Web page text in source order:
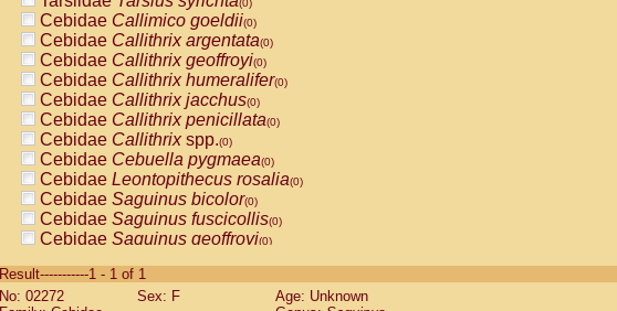
(0)
Cebidae Callimico goeldii(0)
Cebidae Callithrix argentata(0)
Cebidae Callithrix geoffroyi(0)
Cebidae Callithrix humeralifer(0)
Cebidae Callithrix jacchus(0)
Cebidae Callithrix penicillata(0)
Cebidae Callithrixspp.(0)
Cebidae Cebuella pygmaea(0)
Cebidae Leontopithecus rosalia(0)
Cebidae Saguinus bicolor(0)
Cebidae Saguinus fuscicollis(0)
Cebidae Saguinus geoffroyi(0)
CebidaeSaguinus labiatus(0)
Cebidae Saguinus leucopus (0)
Result-----------1 - 1 of 1
No: 02272
Sex: F
Age: Unknown